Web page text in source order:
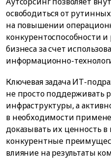
освободиться от
на повышении
конкурентоспособности
бизнеса за счет
информационно-
Ключевая задача ИТ-
не просто поддерживать
инфраструктуры, а
в необходимости
доказывать их ценность в
конкурентные
влияние на результаты